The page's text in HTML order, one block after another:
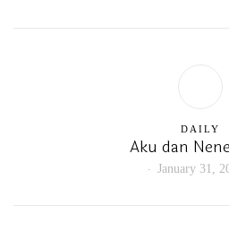
DAILY
Aku dan
January 31,